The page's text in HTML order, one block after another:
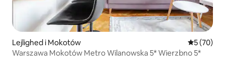
Lejlighed i Mokotów 5 ud af 5 i
5 (70)
Warszawa Mokotów Metro Wilanowska 5* Wierzbno 5*